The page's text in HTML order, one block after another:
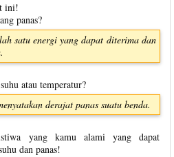
ini!
panas?
satu energi yang dapat diterima dan
atau temperatur?
derajat panas suatu benda.
yang kamu alami yang dapat
dan panas!